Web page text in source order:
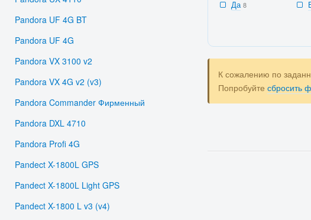
Да 8
К сожалению по
Попробуйте сбросить
Pandora UF 4G BT
Pandora UF 4G
Pandora VX 3100 v2
Pandora VX 4G v2 (v3)
Pandora Commander Фирменный
Pandora DXL 4710
Pandora Profi 4G
Pandect X-1800L GPS
Pandect X-1800L Light GPS
Pandect X-1800 L v3 (v4)